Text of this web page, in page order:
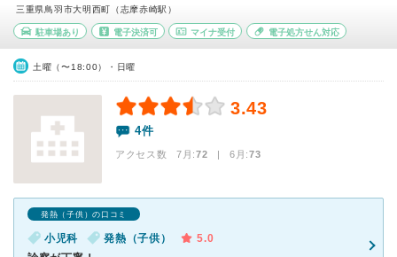
三重県鳥羽市大明西町（志摩赤崎駅）
駐車場あり 電子決済可 マイナ受付 電子処方せん対応
土曜（〜18:00）・日曜
3.43
4件
アクセス数 7月:72 | 6月:73
発熱（子供）の口コミ
小児科 発熱（子供）
5.0